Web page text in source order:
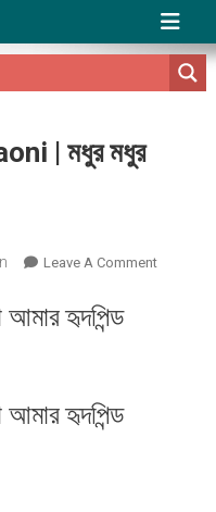
| মধুর মধুর
Leave A CommentOn
হৃদপিন্ড
হৃদপিন্ড